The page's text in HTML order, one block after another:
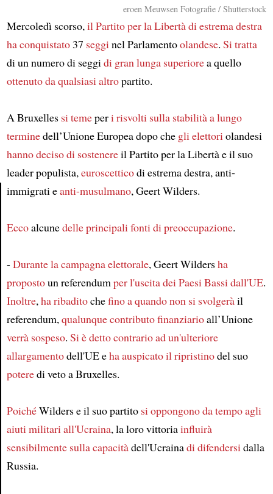
eroen Meuwsen Fotografie / Shutterstock
Mercoledì scorso,il Partito per la Libertà di estrema destra
ha conquistato37 segginel Parlamentoolandese. Si tratta
di un numero di seggidi gran lunga superiorea quello
ottenutoda qualsiasi altropartito.
A Bruxelles si temeperi risvolti sulla stabilità a lungo
terminedell’Unione Europea dopo che gli elettoriolandesi
hanno deciso di sostenereil Partito per la Libertà e il suo
leader populista,euroscetticodi estrema destra, anti-
immigrati eanti-musulmano, Geert Wilders.
Eccoalcunedelle principali fonti di preoccupazione.
- Durante la campagna elettorale, Geert Wildersha
propostoun referendumper l'uscita dei Paesi Bassidall'UE.
Inoltre,ha ribaditochefino a quandonon si svolgeràil
referendum,qualunque contributo finanziarioall’Unione
verrà sospeso. Si è detto contrarioad un'ulteriore
allargamentodell'UE eha auspicato il ripristinodel suo
poteredi veto a Bruxelles.
PoichéWilders e il suo partito si oppongono da tempoagli
aiuti militariall'Ucraina, la loro vittoriainfluirà
sensibilmente sulla capacitàdell'Ucrainadi difendersidalla
Russia.